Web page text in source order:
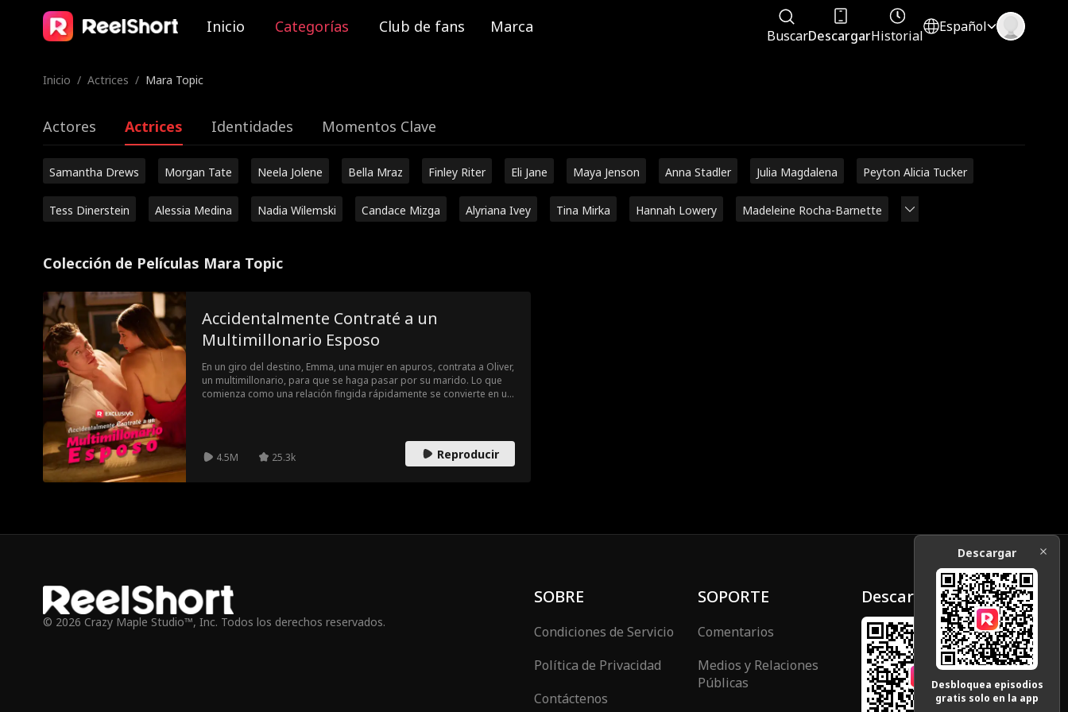
Inicio Categorías Club de fans Marca BuscarDescargarHistorial
Español
Inicio / Actrices / Mara Topic
Actores Actrices Identidades Momentos Clave
Samantha Drews Morgan Tate Neela Jolene Bella Mraz Finley Riter Eli Jane Maya Jenson Anna Stadler Julia Magdalena Peyton Alicia Tucker
Tess Dinerstein Alessia Medina Nadia Wilemski Candace Mizga Alyriana Ivey Tina Mirka Hannah Lowery Madeleine Rocha-Barnette
Colección de Películas Mara Topic
Accidentalmente Contraté a un
Multimillonario Esposo
En un giro del destino, Emma, ​​una mujer en apuros, contrata a Oliver,
un multimillonario, para que se haga pasar por su marido. Lo que
comienza como una relación fingida rápidamente se convierte en un
que su amor se profundiza, el secreto de Oliver amenaza con
destruir su relación, y Emma se pregunta: ¿quién es este hombre
4.5M 25.3k Reproducir
© 2026 Crazy Maple Studio™, Inc. Todos los derechos reservados.
SOBRE
Condiciones de Servicio
Política de Privacidad
Contáctenos
SOPORTE
Comentarios
Medios y Relaciones
Públicas
Descargar
Descargar
Desbloquea episodios
gratis solo en la app